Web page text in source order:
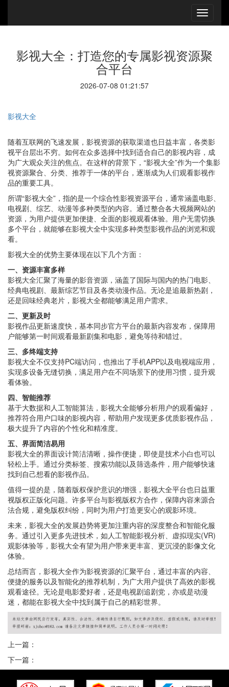
影视大全：打造您的专属影视资源聚
合平台
2026-07-08 01:21:57
影视大全
随着互联网的飞速发展，影视资源的获取渠道也日益丰富，各类影
视平台层出不穷。如何在众多选择中找到适合自己的影视内容，成
为广大观众关注的焦点。在这样的背景下，“影视大全”作为一个集影
视资源聚合、分类、推荐于一体的平台，逐渐成为人们观看影视作
品的重要工具。
所谓“影视大全”，指的是一个综合性影视资源平台，通常涵盖电影、
电视剧、综艺、动漫等多种类型的内容。通过整合各大视频网站的
资源，为用户提供更加便捷、全面的影视观看体验。用户无需切换
多个平台，就能够在影视大全中实现多种类型影视作品的浏览和观
看。
影视大全的优势主要体现在以下几个方面：
一、资源丰富多样
影视大全汇聚了海量的影音资源，涵盖了国际与国内的热门电影、
经典电视剧、最新综艺节目及各类动漫作品。无论是追最新热剧，
还是回味经典老片，影视大全都能够满足用户需求。
二、更新及时
影视作品更新速度快，基本同步官方平台的最新内容发布，保障用
户能够第一时间观看最新剧集和电影，避免等待和错过。
三、多终端支持
影视大全不仅支持PC端访问，也推出了手机APP以及电视端应用，
实现多设备无缝切换，满足用户在不同场景下的使用习惯，提升观
看体验。
四、智能推荐
基于大数据和人工智能算法，影视大全能够分析用户的观看偏好，
推荐符合用户口味的影视内容，帮助用户发现更多优质影视作品，
极大提升了内容的个性化和精准度。
五、界面简洁易用
影视大全的界面设计简洁清晰，操作便捷，即使是技术小白也可以
轻松上手。通过分类标签、搜索功能以及筛选条件，用户能够快速
找到自己想看的影视作品。
值得一提的是，随着版权保护意识的增强，影视大全平台也日益重
视版权正版化问题。许多平台与影视版权方合作，保障内容来源合
法合规，避免版权纠纷，同时为用户打造更安心的观影环境。
未来，影视大全的发展趋势将更加注重内容的深度整合和智能化服
务。通过引入更多先进技术，如人工智能影视分析、虚拟现实(VR)
观影体验等，影视大全有望为用户带来更丰富、更沉浸的影像文化
体验。
总结而言，影视大全作为影视资源的汇聚平台，通过丰富的内容、
便捷的服务以及智能化的推荐机制，为广大用户提供了高效的影视
观看途径。无论是电影爱好者，还是电视剧追剧党，亦或是动漫
迷，都能在影视大全中找到属于自己的精彩世界。
上一篇：
下一篇：